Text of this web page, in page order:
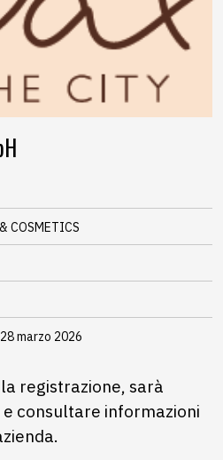
COSMETICS
marzo 2026
registrazione, sarà
consultare informazioni